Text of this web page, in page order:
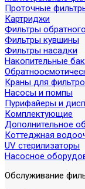
Проточные
Картриджи
Фильтры
Фильтры кувшины
Фильтры насадки
Накопительные
Краны для
Насосы и помпы
Пурифайеры и
Комплектующие
Дополнительное
Коттеджная
UV стерилизаторы
Насосное
Обслуживание